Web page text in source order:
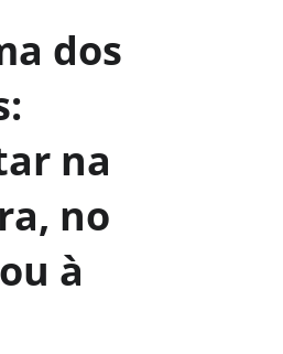
dos
na
no
à